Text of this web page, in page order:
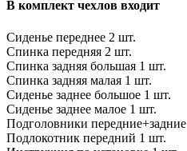
В комплект чехлов входит
Сиденье переднее 2 шт.
Спинка передняя 2 шт.
Спинка задняя большая 1 шт.
Спинка задняя малая 1 шт.
Сиденье заднее большое 1 шт.
Сиденье заднее малое 1 шт.
Подголовники передние+задние
Подлокотник передний 1 шт.